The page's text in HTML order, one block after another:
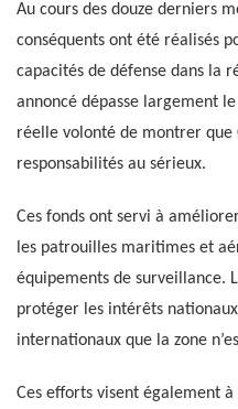
Au cours des douze derniers
conséquents ont été réalisés
capacités de défense dans la
annoncé dépasse largement
réelle volonté de montrer que
responsabilités au sérieux.
Ces fonds ont servi à
les patrouilles maritimes et
équipements de surveillance.
protéger les intérêts
internationaux que la zone
Ces efforts visent également